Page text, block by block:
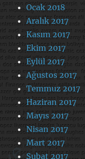
Ocak 2018
Aralık 2017
Kasım 2017
Ekim 2017
Eylül 2017
Ağustos 2017
Temmuz 2017
Haziran 2017
Mayıs 2017
Nisan 2017
Mart 2017
Şubat 2017